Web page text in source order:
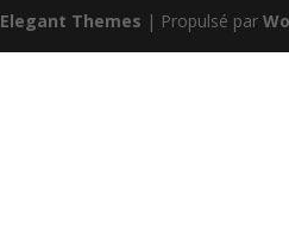
Elegant Themes | Propulsé par